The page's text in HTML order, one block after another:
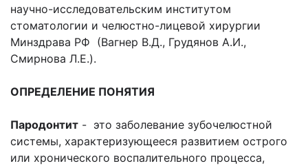
научно-исследовательским институтом
стоматологии и челюстно-лицевой хирургии
Минздрава РФ (Вагнер В.Д., Грудянов А.И.,
Смирнова Л.Е.).
ОПРЕДЕЛЕНИЕ ПОНЯТИЯ
Пародонтит - это заболевание зубочелюстной
системы, характеризующееся развитием острого
или хронического воспалительного процесса,